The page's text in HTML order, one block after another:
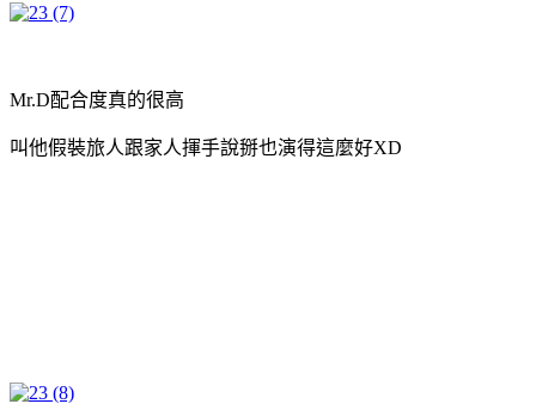
Mr.D配合度真的很高
叫他假裝旅人跟家人揮手說掰也演得這麼好XD